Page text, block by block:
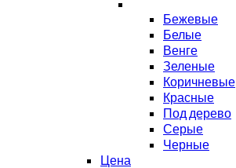
Бежевые
Белые
Венге
Зеленые
Коричневые
Красные
Под дерево
Серые
Черные
Цена